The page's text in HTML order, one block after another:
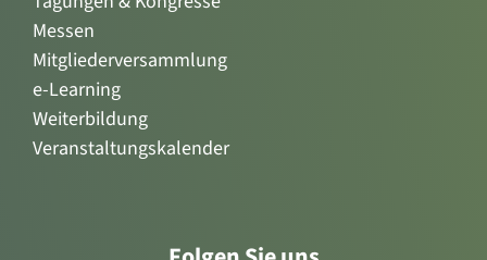
Messen
Mitgliederversammlung
e-Learning
Weiterbildung
Veranstaltungskalender